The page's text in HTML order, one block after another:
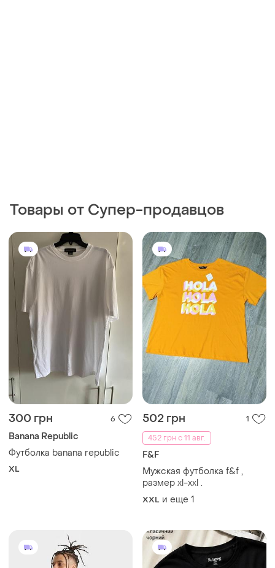
300 грн
Banana Republic
Футболка banana republic
XL
502 грн
1
452 грн с 11 авг.
F&F
Мужская футболка f&f ,
и еще